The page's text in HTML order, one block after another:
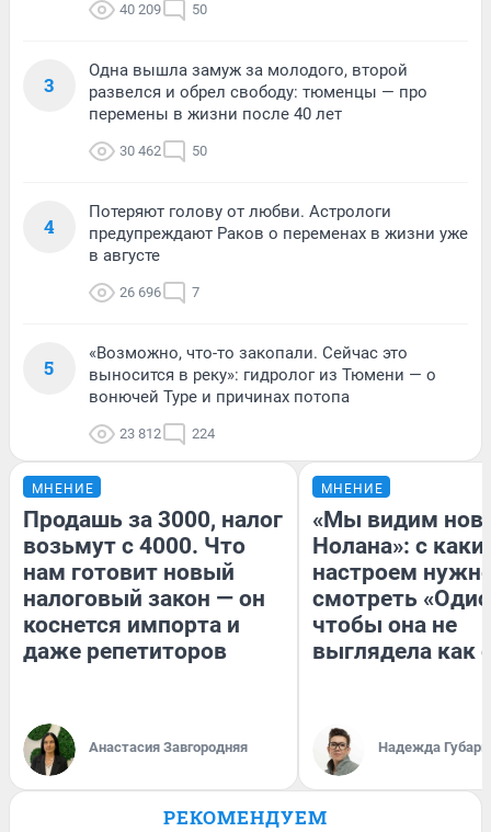
40 209 50
3
Одна вышла замуж за молодого, второй
развелся и обрел свободу: тюменцы — про
перемены в жизни после 40 лет
30 462 50
4
Потеряют голову от любви. Астрологи
предупреждают Раков о переменах в жизни уже
в августе
26 696 7
5
«Возможно, что-то закопали. Сейчас это
выносится в реку»: гидролог из Тюмени — о
вонючей Туре и причинах потопа
23 812 224
МНЕНИЕ
Продашь за 3000, налог
возьмут с 4000. Что
нам готовит новый
налоговый закон — он
коснется импорта и
даже репетиторов
Анастасия Завгородняя
МНЕНИЕ
«Мы видим
Нолана»: с
настроем
смотреть
чтобы она не
выглядела как
Надежда Губарь
РЕКОМЕНДУЕМ